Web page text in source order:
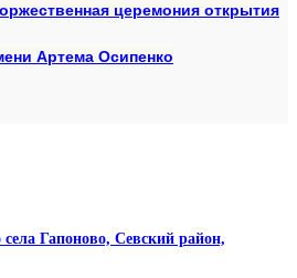
церемония открытия
Артема Осипенко
Гапоново, Севский район,